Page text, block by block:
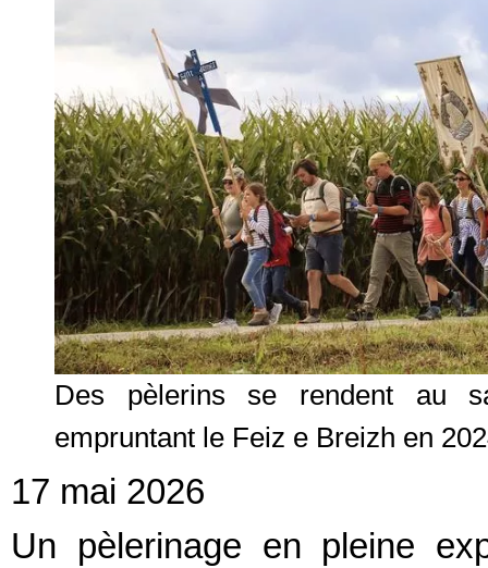
Des pèlerins se rendent au
empruntant le Feiz e Breizh en
17 mai 2026
Un pèlerinage en pleine